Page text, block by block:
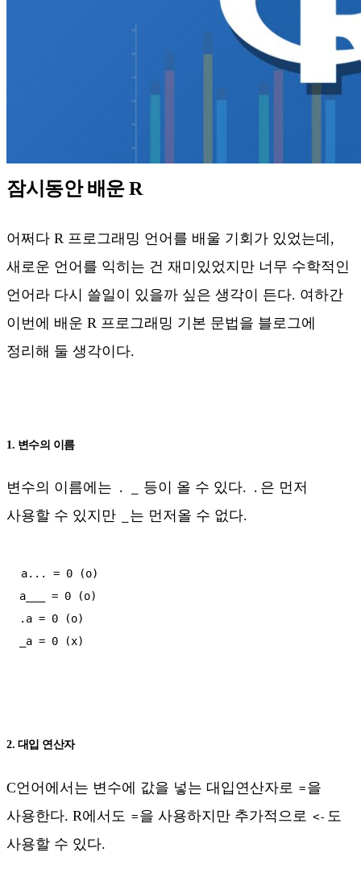
잠시동안 배운 R
어쩌다 R 프로그래밍 언어를 배울 기회가 있었는데,
새로운 언어를 익히는 건 재미있었지만 너무 수학적인
언어라 다시 쓸일이 있을까 싶은 생각이 든다. 여하간
이번에 배운 R 프로그래밍 기본 문법을 블로그에
정리해 둘 생각이다.
1. 변수의 이름
변수의 이름에는 . 등이 올 수 있다. . 은 먼저
사용할 수 있지만
는 먼저올 수 없다.
a... = 0 (o)
a___ = 0 (o)
.a = 0 (o)
2. 대입 연산자
C언어에서는 변수에 값을 넣는 대입연산자로 =을
사용한다. R에서도 =을 사용하지만 추가적으로 <- 도
사용할 수 있다.